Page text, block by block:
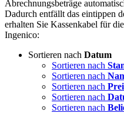
Abrechnungsbeträge
Dadurch entfällt das eintippen
erhalten Sie Kassenkabel für
Ingenico:
Sortieren nach Datum
Sortieren nach
Sortieren nach
Sortieren nach
Sortieren nach
Sortieren nach